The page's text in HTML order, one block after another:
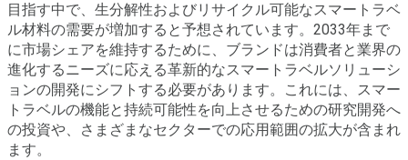
目指す中で、生分解性およびリサイクル可能なスマートラベ
ル材料の需要が増加すると予想されています。2033年まで
に市場シェアを維持するために、ブランドは消費者と業界の
進化するニーズに応える革新的なスマートラベルソリューシ
ョンの開発にシフトする必要があります。これには、スマー
トラベルの機能と持続可能性を向上させるための研究開発へ
の投資や、さまざまなセクターでの応用範囲の拡大が含まれ
ます。